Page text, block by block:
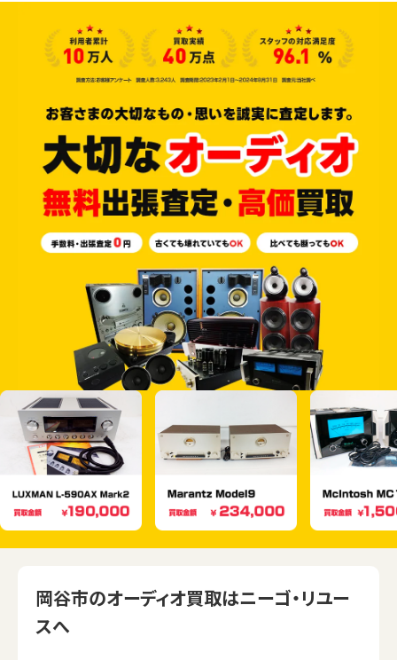
岡谷市のオーディオ買取はニーゴ・リユー
スへ